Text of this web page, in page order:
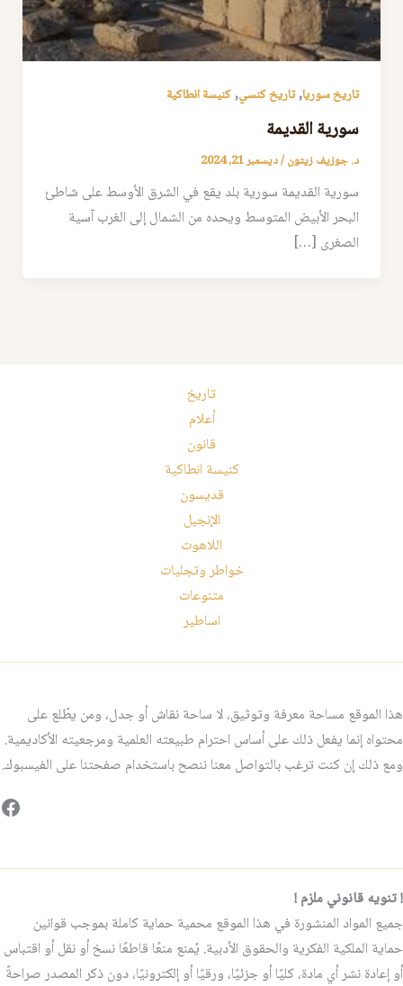
تاريخ سوريا,تاريخ كنسي,كنيسة انطاكية
سورية القديمة
د. جوزيف زيتون/ديسمبر 21, 2024
سورية القديمة سورية بلد يقع في الشرق الأوسط على شاطئ
البحر الأبيض المتوسط ويحده من الشمال إلى الغرب آسية
الصغرى […]
تاريخ
أعلام
قانون
كنيسة انطاكية
قديسون
الإنجيل
اللاهوت
خواطر وتجليات
متنوعات
اساطير
هذا الموقع مساحة معرفة وتوثيق، لا ساحة نقاش أو جدل، ومن يطّلع على
محتواه إنما يفعل ذلك على أساس احترام طبيعته العلمية ومرجعيته الأكاديمية.
ومع ذلك إن كنت ترغب بالتواصل معنا ننصح باستخدام صفحتنا على الفيسبوك.
! تنويه قانوني ملزم !
جميع المواد المنشورة في هذا الموقع محمية حماية كاملة بموجب قوانين
حماية الملكية الفكرية والحقوق الأدبية. يُمنع منعًا قاطعًا نسخ أو نقل أو اقتباس
أو إعادة نشر أي مادة، كليًا أو جزئيًا، ورقيًا أو إلكترونيًا، دون ذكر المصدر صراحةً